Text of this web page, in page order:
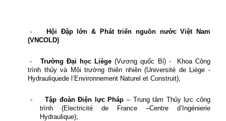
-
Hội Đập lớn & Phát triển nguồn nước Việt Nam
(VNCOLD)
- Trường Đại học Liège(Vương quốc Bỉ) -
Khoa Công
trình thủy và Môi trường thiên nhiên (Université de Liège -
Hydrauliquede l’Environnement Naturel et Construit);
- Tập đoàn Điện lực Pháp – Trung tâm Thủy lực công
trình (Electricité de France –Centre d’Ingénierie
Hydraulique);